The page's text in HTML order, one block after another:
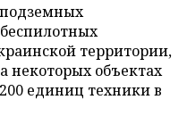
территории,
некоторых объектах
единиц техники в